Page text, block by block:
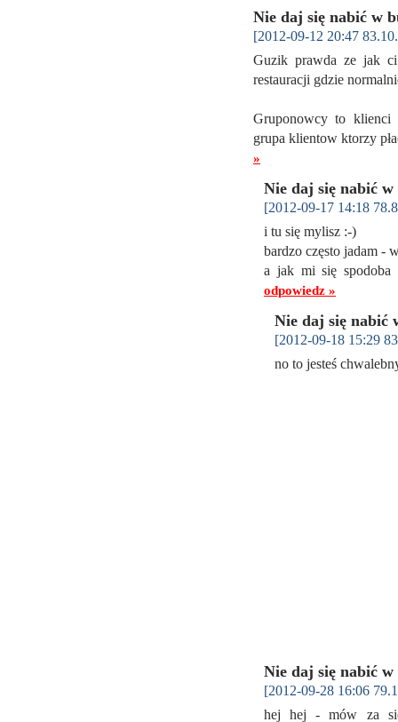
Nie daj się nabić w
[2012-09-12 20:47
Guzik prawda ze jak
restauracji gdzie
Gruponowcy to klienci
grupa klientow ktorzy
»
Nie daj się nabić
[2012-09-17 14:18
i tu się mylisz :-)
bardzo często jadam -
a jak mi się
odpowiedz »
Nie daj się nabić
[2012-09-18 15:29
no to jesteś
Nie daj się nabić
[2012-09-28 16:06
hej hej - mów za